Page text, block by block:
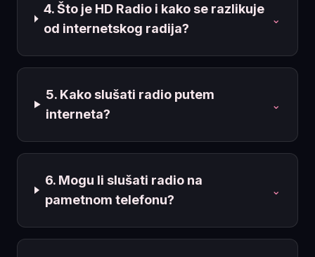
4. Što je HD Radio i kako se razlikuje
od internetskog radija?
⌄
5. Kako slušati radio putem
interneta?
⌄
6. Mogu li slušati radio na
pametnom telefonu?
⌄